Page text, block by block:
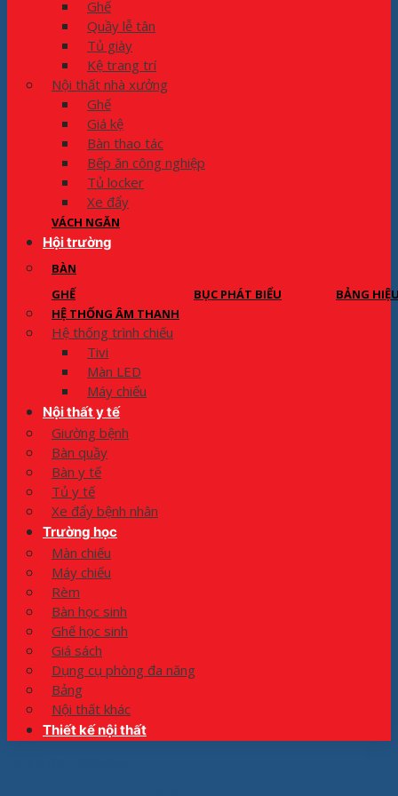
Ghế
Quầy lễ tân
Tủ giày
Kệ trang trí
Nội thất nhà xưởng
Ghế
Giá kệ
Bàn thao tác
Bếp ăn công nghiệp
Tủ locker
Xe đẩy
VÁCH NGĂN
Hội trường
BÀN
GHẾ
BỤC PHÁT BIỂU
BẢNG
HỆ THỐNG ÂM THANH
Hệ thống trình chiếu
Tivi
Màn LED
Máy chiếu
Nội thất y tế
Giường bệnh
Bàn quầy
Bàn y tế
Tủ y tế
Xe đẩy bệnh nhân
Trường học
Màn chiếu
Máy chiếu
Rèm
Bàn học sinh
Ghế học sinh
Giá sách
Dụng cụ phòng đa năng
Bảng
Nội thất khác
Thiết kế nội thất